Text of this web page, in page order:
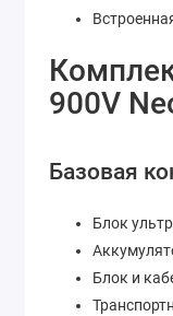
900V
Базовая
Блок
Блок и